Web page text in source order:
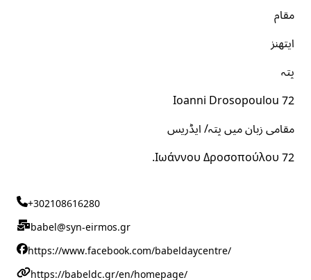
مقام
ایتھنز
پتہ
Ioanni Drosopoulou 72
مقامی زبان میں پتہ/ ایڈریس
Ιωάννου Δροσοπούλου 72.
+302108616280
babel@syn-eirmos.gr
https://www.facebook.com/babeldaycentre/
https://babeldc.gr/en/homepage/